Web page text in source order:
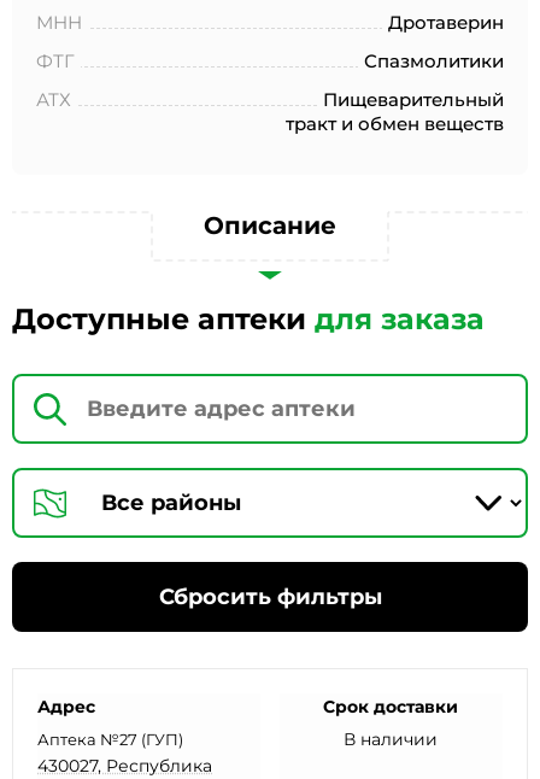
МНН
Дротаверин
ФТГ
Спазмолитики
АТХ
Пищеварительный
тракт и обмен веществ
Описание
Доступные аптеки для заказа
Сбросить фильтры
Адрес
Аптека №27 (ГУП)
430027, Республика
Срок доставки
В наличии